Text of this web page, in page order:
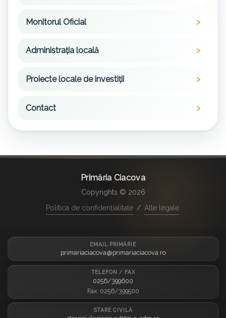
Monitorul Oficial
Administrația locală
Proiecte locale de investiții
Contact
Primăria Ciacova
Copyrights © 2026
Politica de confidențialitate / Alte legale
EMAIL PRIMĂRIE
primariaciacova@primariaciacova.ro
TELEFON / FAX
0256/399600
Fax: 0256/399500
STARE CIVILĂ